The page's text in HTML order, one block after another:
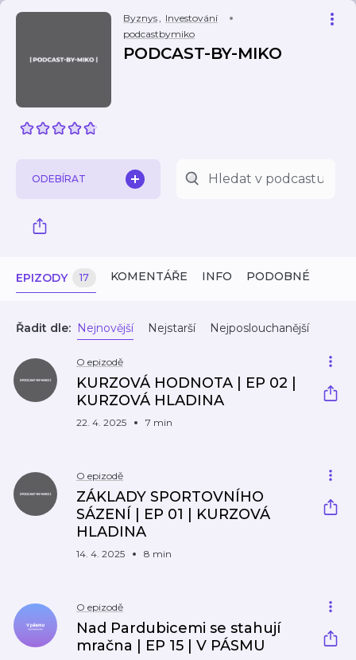
Byznys, Investování
podcastbymiko
PODCAST-BY-MIKO
ODEBÍRAT
EPIZODY 17 KOMENTÁŘE INFO PODOBNÉ
Řadit dle: Nejnovější Nejstarší Nejposlouchanější
O epizodě
KURZOVÁ HODNOTA | EP 02 |
KURZOVÁ HLADINA
22. 4. 2025 7 min
O epizodě
ZÁKLADY SPORTOVNÍHO
SÁZENÍ | EP 01 | KURZOVÁ
HLADINA
14. 4. 2025 8 min
O epizodě
Nad Pardubicemi se stahují
mračna | EP 15 | V PÁSMU